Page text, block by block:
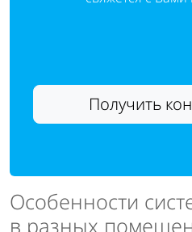
Получить
Особенности
в разных